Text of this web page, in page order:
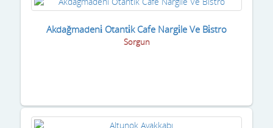
Akdağmadeni̇ Otanti̇k Cafe Nargi̇le Ve Bi̇stro
Sorgun